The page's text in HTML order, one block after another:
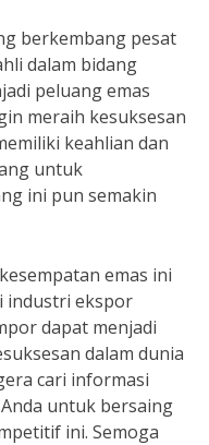
berkembang pesat
dalam bidang
peluang emas
meraih kesuksesan
keahlian dan
untuk
ini pun semakin
emas ini
industri ekspor
dapat menjadi
dalam dunia
cari informasi
untuk bersaing
ini. Semoga